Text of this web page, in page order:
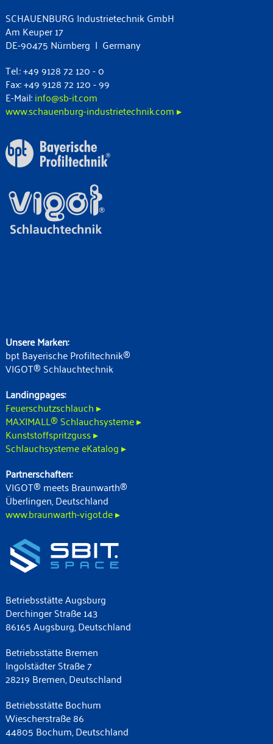
SCHAUENBURG Industrietechnik GmbH
Am Keuper 17
DE-90475 Nürnberg | Germany
Tel.: +49 9128 72 120 - 0
Fax: +49 9128 72 120 - 99
E-Mail:info@sb-it.com
www.schauenburg-industrietechnik.com ▸
Unsere Marken:
bpt Bayerische Profiltechnik®
VIGOT® Schlauchtechnik
Landingpages:
Feuerschutzschlauch ▸
MAXIMALL® Schlauchsysteme ▸
Kunststoffspritzguss ▸
Schlauchsysteme eKatalog ▸
Partnerschaften:
VIGOT® meets Braunwarth®
Überlingen, Deutschland
www.braunwarth-vigot.de ▸
Betriebsstätte Augsburg
Derchinger Straße 143
86165 Augsburg, Deutschland
Betriebsstätte Bremen
Ingolstädter Straße 7
28219 Bremen, Deutschland
Betriebsstätte Bochum
Wiescherstraße 86
44805 Bochum, Deutschland